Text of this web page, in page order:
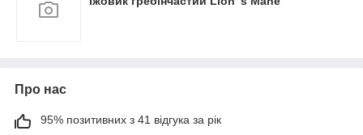
Про нас
95% позитивних з 41 відгука за рік